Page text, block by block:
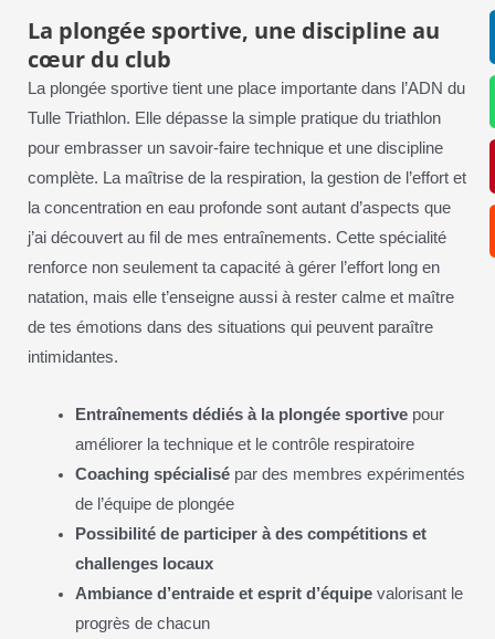
La plongée sportive, une discipline au
cœur du club
La plongée sportive tient une place importante dans l’ADN du
Tulle Triathlon. Elle dépasse la simple pratique du triathlon
pour embrasser un savoir-faire technique et une discipline
complète. La maîtrise de la respiration, la gestion de l’effort et
la concentration en eau profonde sont autant d’aspects que
j’ai découvert au fil de mes entraînements. Cette spécialité
renforce non seulement ta capacité à gérer l’effort long en
natation, mais elle t’enseigne aussi à rester calme et maître
de tes émotions dans des situations qui peuvent paraître
intimidantes.
Entraînements dédiés à la plongée sportive pour
améliorer la technique et le contrôle respiratoire
Coaching spécialisé par des membres expérimentés
de l’équipe de plongée
Possibilité de participer à des compétitions et
challenges locaux
Ambiance d’entraide et esprit d’équipe valorisant le
progrès de chacun